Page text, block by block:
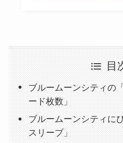
目
ブルームーンシティの
ード枚数」
ブルームーンシティに
スリーブ」